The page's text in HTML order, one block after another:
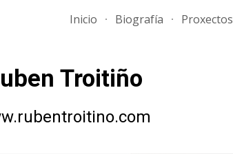
Skip to navigation
Inicio Biografía Proxectos
Troitiño